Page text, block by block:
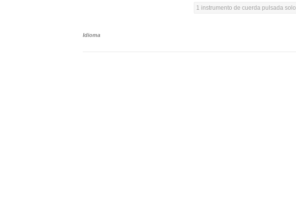
1 instrumento de cuerda pulsada solo
Idioma